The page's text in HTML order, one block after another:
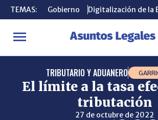
TEMAS: Gobierno Digitalización de la
INICIO CONSULTORIO El límite a la tasa
TEMAS: Gobierno Digitalización de la
TRIBUTARIO Y ADUANERO
El límite a la tasa
tributación
27 de octubre de 2022